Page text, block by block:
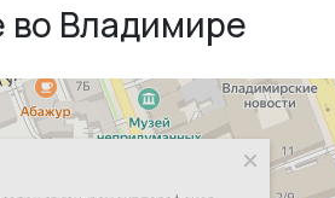
Владимире